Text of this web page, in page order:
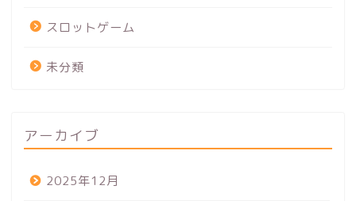
スロットゲーム
未分類
アーカイブ
2025年12月